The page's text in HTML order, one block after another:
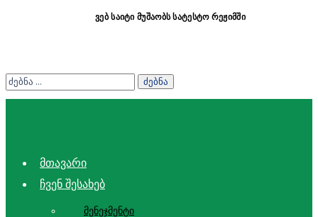
ვებ საიტი მუშაობს სატესტო რეჟიმში
მთავარი
ჩვენ შესახებ
მენეჯმენტი